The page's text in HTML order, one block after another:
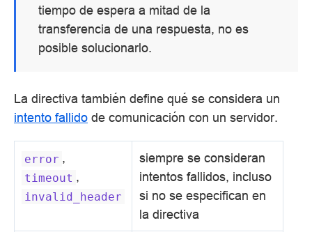
tiempo de espera a mitad de la
transferencia de una respuesta, no es
posible solucionarlo.
La directiva también define qué se considera un
intento fallido de comunicación con un servidor.
error ,
timeout ,
invalid_header
siempre se consideran
intentos fallidos, incluso
si no se especifican en
la directiva